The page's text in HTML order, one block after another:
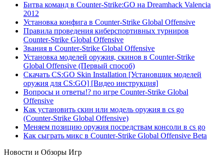
Битва команд в Counter-Strike:GO на Dreamhack Valencia
2012
Установка конфига в Counter-Strike Global Offensive
Правила проведения киберспортивных турниров
Counter-Strike Global Offensive
Звания в Counter-Strike Global Offensive
Установка моделей оружия, скинов в Counter-Strike
Global Offensive (Первый способ)
Скачать CS:GO Skin Installation [Установщик моделей
оружия для CS:GO] [Видео инструкция]
Вопросы и ответы!? по игре Counter-Strike Global
Offensive
Как установить скин или модель оружия в cs go
(Counter-Strike Global Offensive)
Меняем позицию оружия посредствам консоли в cs go
Как сыграть микс в Counter-Strike Global Offensive Beta
Новости и Обзоры Игр